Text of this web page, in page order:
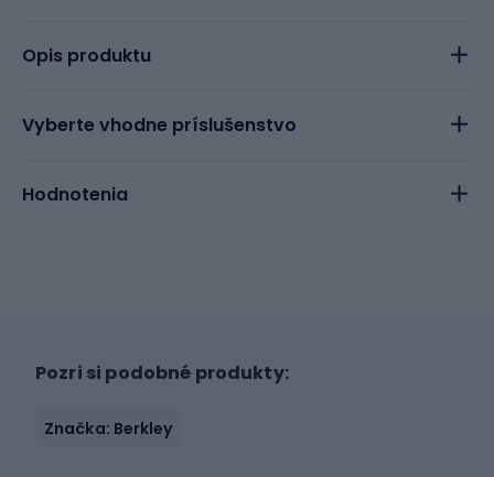
Opis produktu
Vyberte vhodne príslušenstvo
Hodnotenia
Pozri si podobné produkty:
Značka: Berkley